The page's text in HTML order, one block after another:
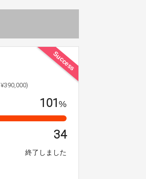
Success
¥390,000)
101%
34
終了しました